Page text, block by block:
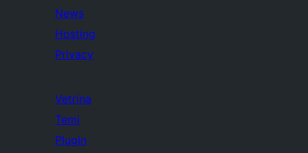
News
Hosting
Privacy
Vetrina
Temi
Plugin